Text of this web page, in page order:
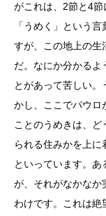
がこれは、2節と4
「うめく」という
すが、この地上の生
だ。なにか分かるよ
とがあって苦しい
かし、ここでパウロ
ことのうめきは、ど
られる住みかを上
といっています。
が、それがなかなか
わけです。これは絶